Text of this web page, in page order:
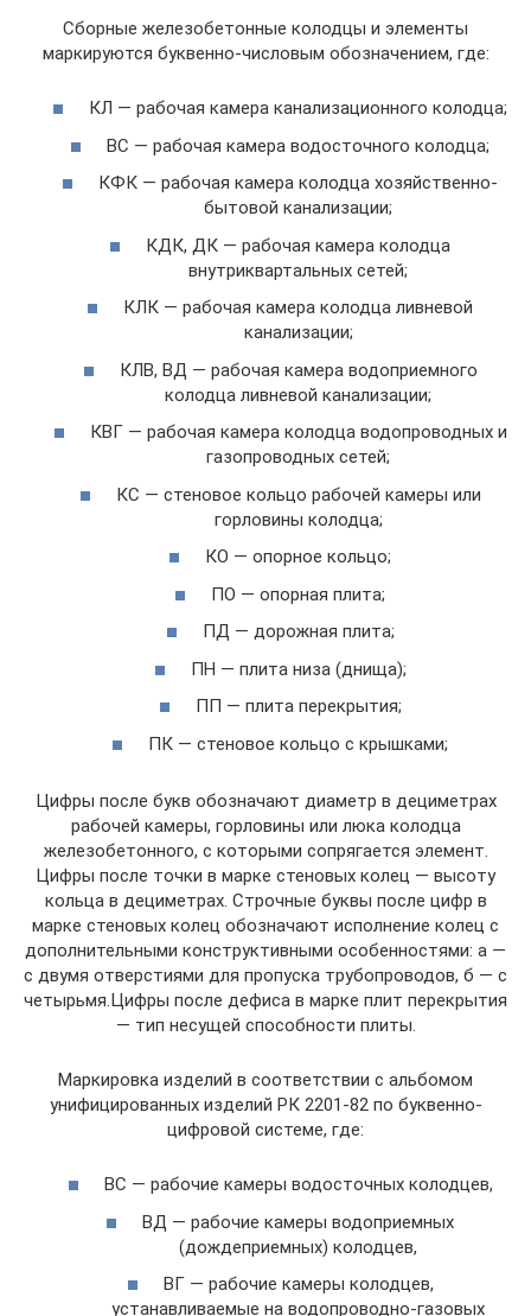
Сборные железобетонные колодцы и элементы
маркируются буквенно-числовым обозначением, где:
КЛ — рабочая камера канализационного колодца;
ВС — рабочая камера водосточного колодца;
КФК — рабочая камера колодца хозяйственно-
бытовой канализации;
КДК, ДК — рабочая камера колодца
внутриквартальных сетей;
КЛК — рабочая камера колодца ливневой
канализации;
КЛВ, ВД — рабочая камера водоприемного
колодца ливневой канализации;
КВГ — рабочая камера колодца водопроводных и
газопроводных сетей;
КС — стеновое кольцо рабочей камеры или
горловины колодца;
КО — опорное кольцо;
ПО — опорная плита;
ПД — дорожная плита;
ПН — плита низа (днища);
ПП — плита перекрытия;
ПК — стеновое кольцо с крышками;
Цифры после букв обозначают диаметр в дециметрах
рабочей камеры, горловины или люка колодца
железобетонного, с которыми сопрягается элемент.
Цифры после точки в марке стеновых колец — высоту
кольца в дециметрах. Строчные буквы после цифр в
марке стеновых колец обозначают исполнение колец с
дополнительными конструктивными особенностями: а —
с двумя отверстиями для пропуска трубопроводов, б — с
четырьмя.Цифры после дефиса в марке плит перекрытия
— тип несущей способности плиты.
Маркировка изделий в соответствии с альбомом
унифицированных изделий РК 2201-82 по буквенно-
цифровой системе, где:
ВС — рабочие камеры водосточных колодцев,
ВД — рабочие камеры водоприемных
(дождеприемных) колодцев,
ВГ — рабочие камеры колодцев,
устанавливаемые на водопроводно-газовых